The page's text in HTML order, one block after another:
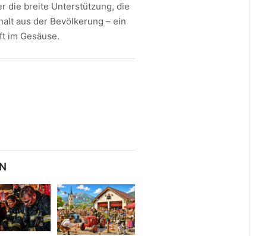
die breite Unterstützung, die
aus der Bevölkerung – ein
im Gesäuse.